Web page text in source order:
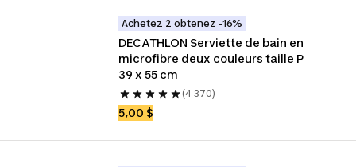
Achetez 2 obtenez -16%
DECATHLON Serviette de bain en
microfibre deux couleurs taille P
39 x 55 cm
(4 370)
5,00 $